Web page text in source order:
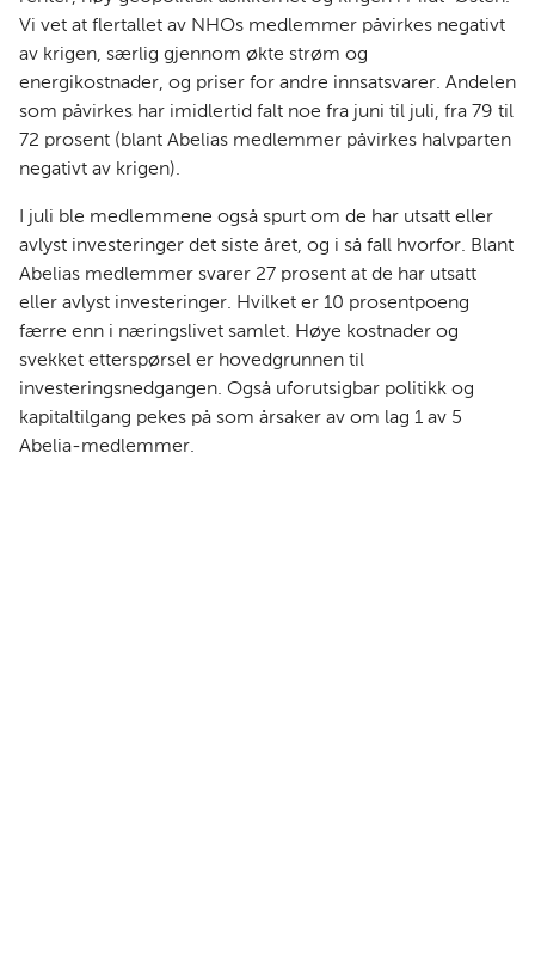
Vi vet at flertallet av NHOs medlemmer påvirkes negativt
av krigen, særlig gjennom økte strøm og
energikostnader, og priser for andre innsatsvarer. Andelen
som påvirkes har imidlertid falt noe fra juni til juli, fra 79 til
72 prosent (blant Abelias medlemmer påvirkes halvparten
negativt av krigen).
I juli ble medlemmene også spurt om de har utsatt eller
avlyst investeringer det siste året, og i så fall hvorfor. Blant
Abelias medlemmer svarer 27 prosent at de har utsatt
eller avlyst investeringer. Hvilket er 10 prosentpoeng
færre enn i næringslivet samlet. Høye kostnader og
svekket etterspørsel er hovedgrunnen til
investeringsnedgangen. Også uforutsigbar politikk og
kapitaltilgang pekes på som årsaker av om lag 1 av 5
Abelia-medlemmer.